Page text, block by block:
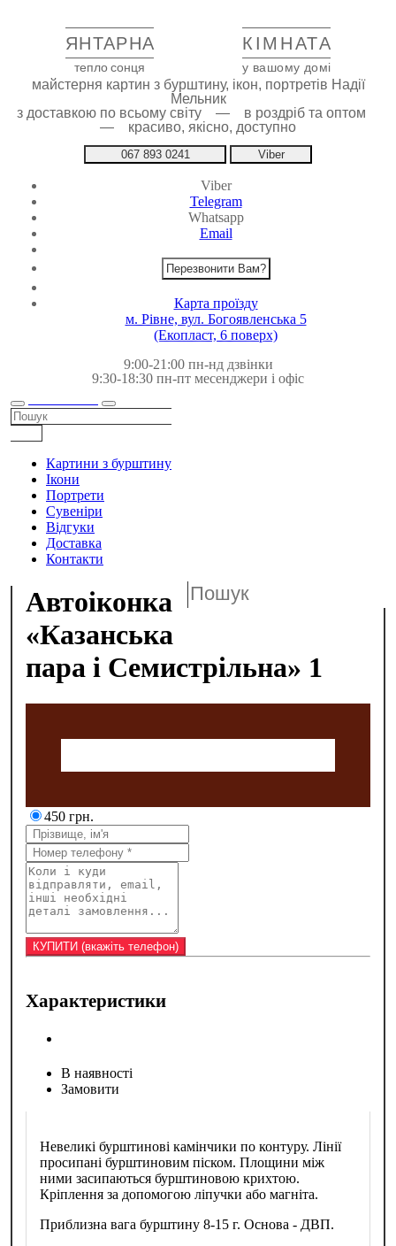
ЯНТАРНА КІМНАТА
тепло сонця у вашому домі
майстерня картин з бурштину, ікон, портретів Надії
Мельник
з доставкою по всьому світу — в роздріб та оптом
— красиво, якісно, доступно
067 893 0241 Viber
Viber
Telegram
Whatsapp
Email
Перезвонити Вам?
Карта проїзду
м. Рівне, вул. Богоявленська 5
(Екопласт, 6 поверх)
9:00-21:00 пн-нд дзвінки
9:30-18:30 пн-пт месенджери і офіс
Картини з бурштину
Ікони
Портрети
Сувеніри
Відгуки
Доставка
Контакти
Автоіконка
«Казанська
пара і Семистрільна» 1
450 грн.
Характеристики
В наявності
Замовити
Невеликі бурштинові камінчики по контуру. Лінії
просипані бурштиновим піском. Площини між
ними засипаються бурштиновою крихтою.
Кріплення за допомогою ліпучки або магніта.
Приблизна вага бурштину 8-15 г. Основа - ДВП.